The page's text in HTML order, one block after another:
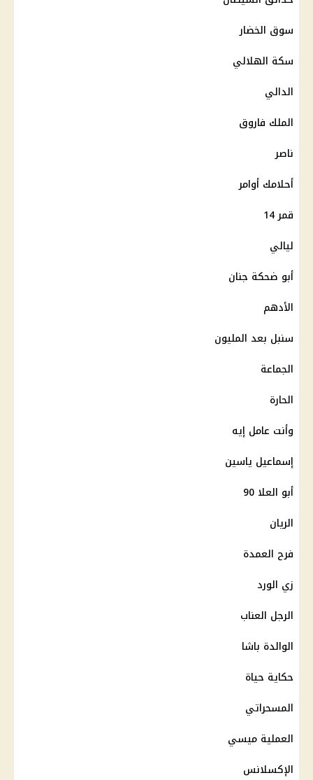
سوق الخضار
سكة الهلالي
الدالي
الملك فاروق
ناصر
أحلامك أوامر
قمر 14
ليالي
أبو ضحكة جنان
الأدهم
سنبل بعد المليون
الجماعة
الحارة
وأنت عامل إيه
إسماعيل ياسين
أبو العلا 90
الريان
فرح العمدة
زي الورد
الرجل العناب
الوالدة باشا
حكاية حياة
المسحراتي
العملية ميسي
الإكسلانس